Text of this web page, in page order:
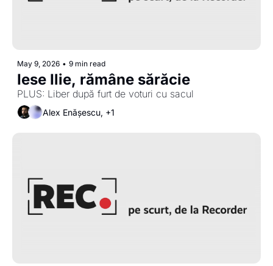
May 9, 2026 • 9 min read
PLUS: Liber după furt de voturi cu sacul
Alex Enășescu, +1